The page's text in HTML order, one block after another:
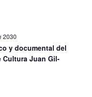
2030
y documental del
Juan Gil-